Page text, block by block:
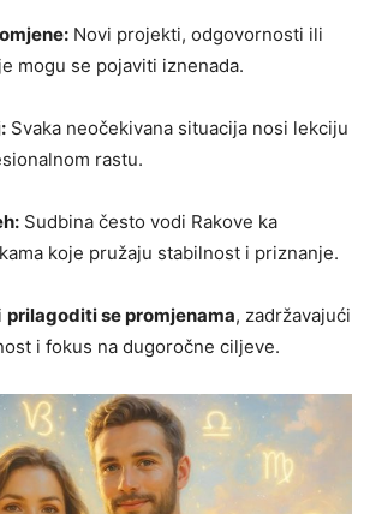
Novi projekti, odgovornosti ili
mogu se pojaviti iznenada.
Svaka neočekivana situacija nosi lekciju
rastu.
Sudbina često vodi Rakove ka
koje pružaju stabilnost i priznanje.
prilagoditi se promjenama, zadržavajući
i fokus na dugoročne ciljeve.